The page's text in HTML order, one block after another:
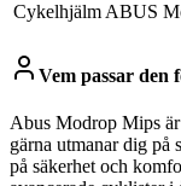
Cykelhjälm ABUS
Vem passar den
Abus Modrop Mips
gärna utmanar dig på
på säkerhet och